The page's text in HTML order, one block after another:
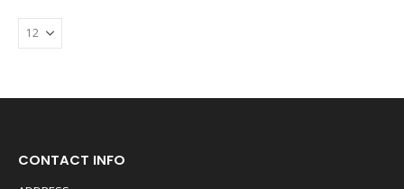
options
may
on
page
CONTACT INFO